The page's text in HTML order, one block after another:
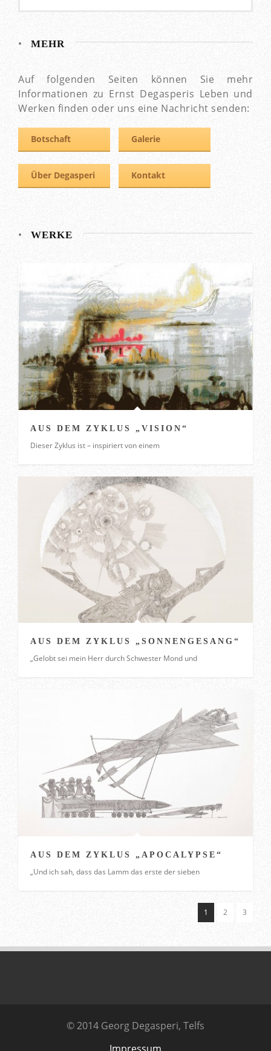
• MEHR
Auf folgenden Seiten können Sie mehr
Informationen zu Ernst Degasperis Leben und
Werken finden oder uns eine Nachricht senden:
Botschaft Galerie
Über Degasperi Kontakt
• WERKE
AUS DEM ZYKLUS „VISION“
Dieser Zyklus ist – inspiriert von einem
AUS DEM ZYKLUS „SONNENGESANG“
„Gelobt sei mein Herr durch Schwester Mond und
AUS DEM ZYKLUS „APOCALYPSE“
„Und ich sah, dass das Lamm das erste der sieben
1 2 3
© 2014 Georg Degasperi, Telfs